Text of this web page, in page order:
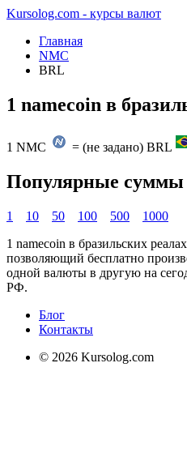
Kursolog.com - курсы валют
Главная
NMC
BRL
1 namecoin в
1 NMC = (не задано) BRL
Популярные суммы
1 10 50 100 500
1000
1 namecoin в бразильских
позволяющий бесплатно
одной валюты в другую на
РФ.
Блог
Контакты
© 2026 Kursolog.com